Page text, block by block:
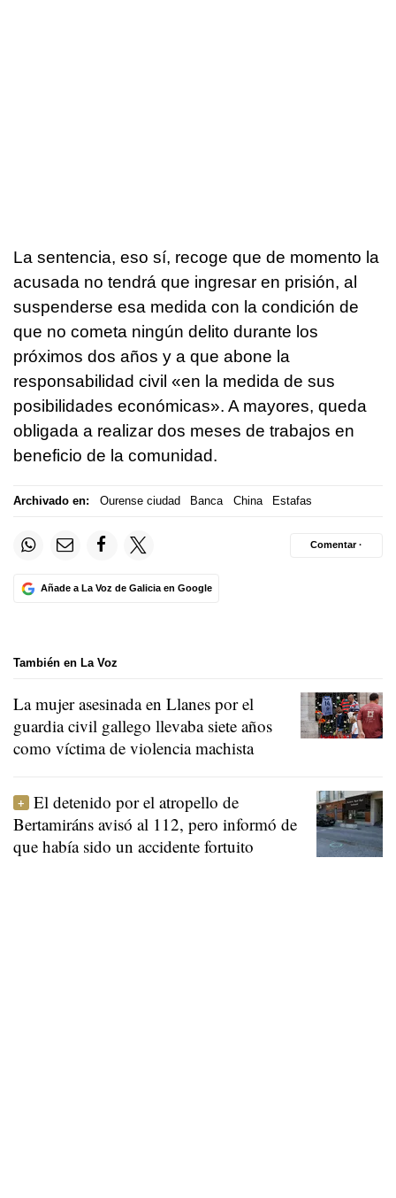
La sentencia, eso sí, recoge que de momento la
acusada no tendrá que ingresar en prisión, al
suspenderse esa medida con la condición de
que no cometa ningún delito durante los
próximos dos años y a que abone la
responsabilidad civil «en la medida de sus
posibilidades económicas». A mayores, queda
obligada a realizar dos meses de trabajos en
beneficio de la comunidad.
Archivado en: Ourense ciudad Banca China Estafas
Añade a La Voz de Galicia en Google
Comentar ·
También en La Voz
La mujer asesinada en Llanes por el
guardia civil gallego llevaba siete años
como víctima de violencia machista
El detenido por el atropello de
Bertamiráns avisó al 112, pero informó de
que había sido un accidente fortuito